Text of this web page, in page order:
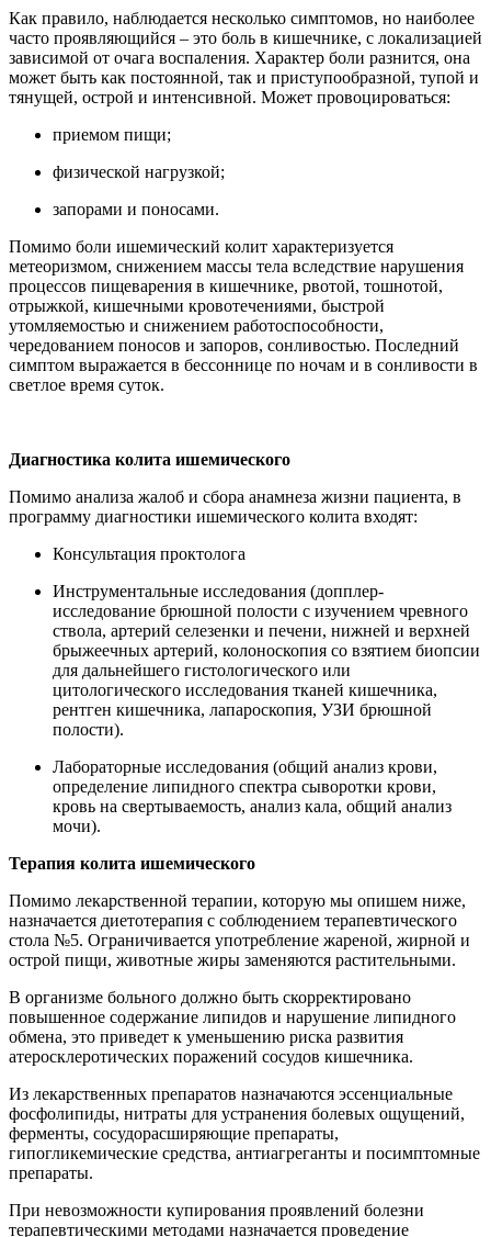
Как правило, наблюдается несколько симптомов, но наиболее
часто проявляющийся – это боль в кишечнике, с локализацией
зависимой от очага воспаления. Характер боли разнится, она
может быть как постоянной, так и приступообразной, тупой и
тянущей, острой и интенсивной. Может провоцироваться:
приемом пищи;
физической нагрузкой;
запорами и поносами.
Помимо боли ишемический колит характеризуется
метеоризмом, снижением массы тела вследствие нарушения
процессов пищеварения в кишечнике, рвотой, тошнотой,
отрыжкой, кишечными кровотечениями, быстрой
утомляемостью и снижением работоспособности,
чередованием поносов и запоров, сонливостью. Последний
симптом выражается в бессоннице по ночам и в сонливости в
светлое время суток.
Диагностика колита ишемического
Помимо анализа жалоб и сбора анамнеза жизни пациента, в
программу диагностики ишемического колита входят:
Консультация проктолога
Инструментальные исследования (допплер-
исследование брюшной полости с изучением чревного
ствола, артерий селезенки и печени, нижней и верхней
брыжеечных артерий, колоноскопия со взятием биопсии
для дальнейшего гистологического или
цитологического исследования тканей кишечника,
рентген кишечника, лапароскопия, УЗИ брюшной
полости).
Лабораторные исследования (общий анализ крови,
определение липидного спектра сыворотки крови,
кровь на свертываемость, анализ кала, общий анализ
мочи).
Терапия колита ишемического
Помимо лекарственной терапии, которую мы опишем ниже,
назначается диетотерапия с соблюдением терапевтического
стола №5. Ограничивается употребление жареной, жирной и
острой пищи, животные жиры заменяются растительными.
В организме больного должно быть скорректировано
повышенное содержание липидов и нарушение липидного
обмена, это приведет к уменьшению риска развития
атеросклеротических поражений сосудов кишечника.
Из лекарственных препаратов назначаются эссенциальные
фосфолипиды, нитраты для устранения болевых ощущений,
ферменты, сосудорасширяющие препараты,
гипогликемические средства, антиагреганты и посимптомные
препараты.
При невозможности купирования проявлений болезни
терапевтическими методами назначается проведение